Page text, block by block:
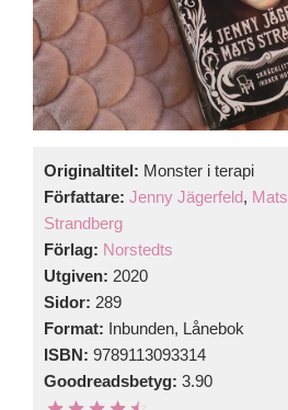
Originaltitel: Monster i terapi
Författare: Jenny Jägerfeld, Mats
Strandberg
Förlag: Norstedts
Utgiven: 2020
Sidor: 289
Format: Inbunden, Lånebok
ISBN: 9789113093314
Goodreadsbetyg: 3.90